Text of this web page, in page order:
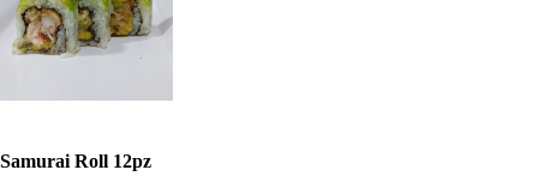
Samurai Roll 12pz